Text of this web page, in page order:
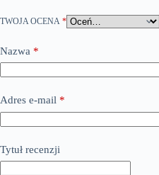
TWOJA OCENA *
Nazwa *
Adres e-mail *
Tytuł recenzji